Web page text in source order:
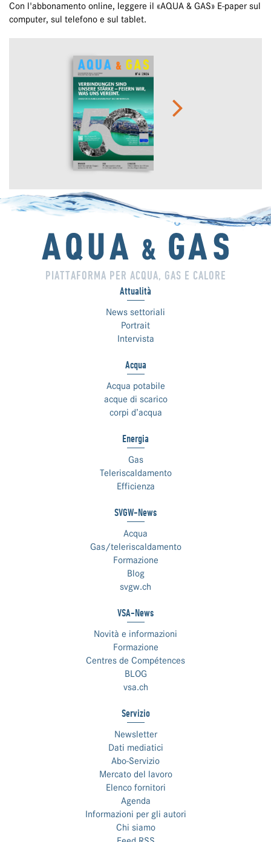
Con l'abbonamento online, leggere il «AQUA & GAS» E-paper sul
computer, sul telefono e sul tablet.
PIATTAFORMA PER ACQUA, GAS E CALORE
Attualità
News settoriali
Portrait
Intervista
Acqua
Acqua potabile
acque di scarico
corpi d’acqua
Energia
Gas
Teleriscaldamento
Efficienza
SVGW-News
Acqua
Gas/teleriscaldamento
Formazione
Blog
svgw.ch
VSA-News
Novità e informazioni
Formazione
Centres de Compétences
BLOG
vsa.ch
Servizio
Newsletter
Dati mediatici
Abo-Servizio
Mercato del lavoro
Elenco fornitori
Agenda
Informazioni per gli autori
Chi siamo